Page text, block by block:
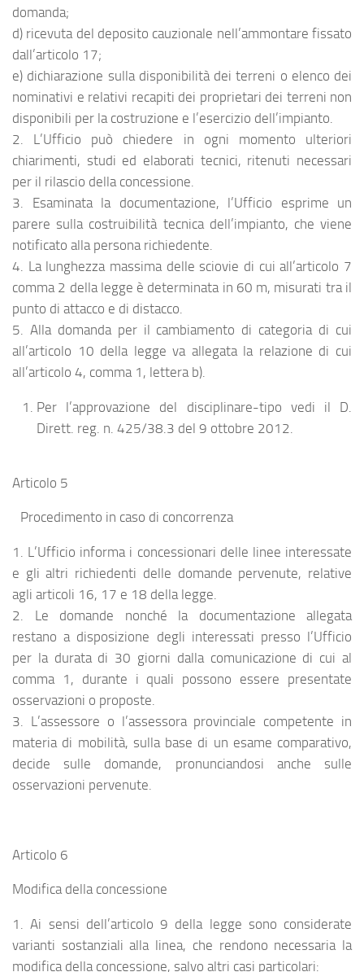
domanda;
d) ricevuta del deposito cauzionale nell’ammontare fissato
dall’articolo 17;
e) dichiarazione sulla disponibilità dei terreni o elenco dei
nominativi e relativi recapiti dei proprietari dei terreni non
disponibili per la costruzione e l’esercizio dell’impianto.
2. L’Ufficio può chiedere in ogni momento ulteriori
chiarimenti, studi ed elaborati tecnici, ritenuti necessari
per il rilascio della concessione.
3. Esaminata la documentazione, l’Ufficio esprime un
parere sulla costruibilità tecnica dell’impianto, che viene
notificato alla persona richiedente.
4. La lunghezza massima delle sciovie di cui all’articolo 7
comma 2 della legge è determinata in 60 m, misurati tra il
punto di attacco e di distacco.
5. Alla domanda per il cambiamento di categoria di cui
all’articolo 10 della legge va allegata la relazione di cui
all’articolo 4, comma 1, lettera b).
Per l’approvazione del disciplinare-tipo vedi il D.
Dirett. reg. n. 425/38.3 del 9 ottobre 2012.
Articolo 5
Procedimento in caso di concorrenza
1. L’Ufficio informa i concessionari delle linee interessate
e gli altri richiedenti delle domande pervenute, relative
agli articoli 16, 17 e 18 della legge.
2. Le domande nonché la documentazione allegata
restano a disposizione degli interessati presso l’Ufficio
per la durata di 30 giorni dalla comunicazione di cui al
comma 1, durante i quali possono essere presentate
osservazioni o proposte.
3. L’assessore o l’assessora provinciale competente in
materia di mobilità, sulla base di un esame comparativo,
decide sulle domande, pronunciandosi anche sulle
osservazioni pervenute.
Articolo 6
Modifica della concessione
1. Ai sensi dell’articolo 9 della legge sono considerate
varianti sostanziali alla linea, che rendono necessaria la
modifica della concessione, salvo altri casi particolari: